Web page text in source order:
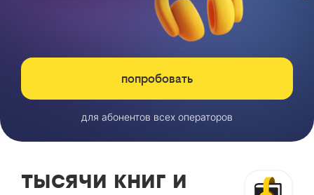
попробовать
для абонентов всех операторов
тысячи книг и